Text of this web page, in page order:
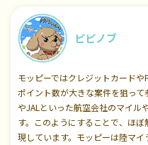
ピピノブ
モッピーではクレジットカード
ポイント数が大きな案件を狙っ
やJALといった航空会社のマイル
す。このようにすることで、ほ
現しています。モッピーは陸マ